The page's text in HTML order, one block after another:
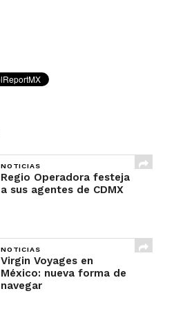
NOTICIAS
Regio Operadora festeja
a sus agentes de CDMX
NOTICIAS
Virgin Voyages en
México: nueva forma de
navegar